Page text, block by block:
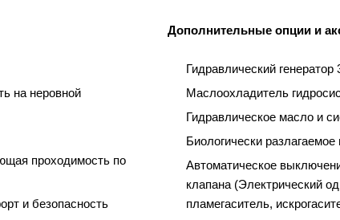
на неровной
проходимость по
и безопасность
Дополнительные опции и
Гидравлический генератор
Маслоохладитель
Гидравлическое масло и
Биологически
Автоматическое
клапана (Электрический
пламегаситель,